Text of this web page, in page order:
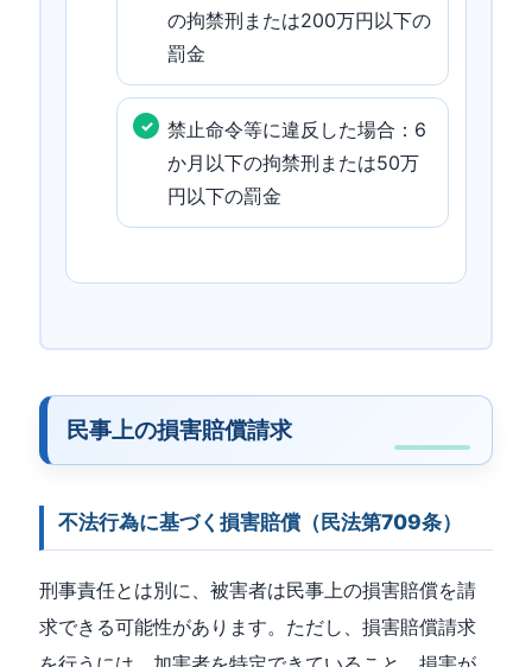
の拘禁刑または200万円以下の
罰金
禁止命令等に違反した場合：6
か月以下の拘禁刑または50万
円以下の罰金
民事上の損害賠償請求
不法行為に基づく損害賠償（民法第709条）
刑事責任とは別に、被害者は民事上の損害賠償を請
求できる可能性があります。ただし、損害賠償請求